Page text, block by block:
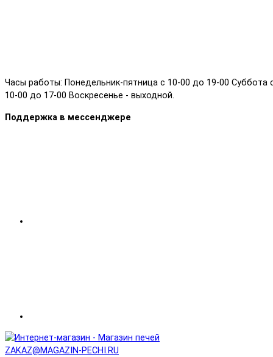
Часы работы: Понедельник-пятница с 10-00 до 19-00 Суббота
10-00 до 17-00 Воскресенье - выходной.
Поддержка в мессенджере
ZAKAZ@MAGAZIN-PECHI.RU